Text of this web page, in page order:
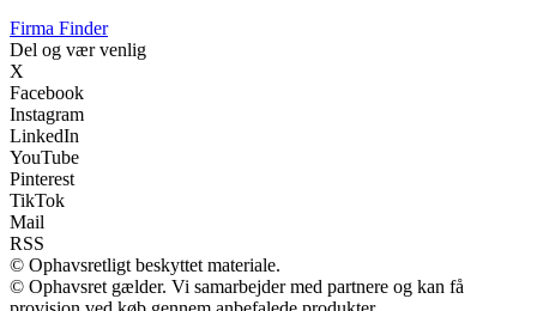
Firma Finder
Del og vær venlig
X
Facebook
Instagram
LinkedIn
YouTube
Pinterest
TikTok
Mail
RSS
© Ophavsretligt beskyttet materiale.
© Ophavsret gælder. Vi samarbejder med partnere og kan få